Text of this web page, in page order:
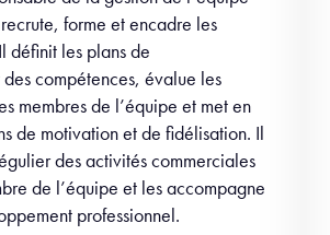
forme et encadre les
définit les plans de
compétences, évalue les
membres de l’équipe et met en
de motivation et de fidélisation. Il
des activités commerciales
de l’équipe et les accompagne
professionnel.